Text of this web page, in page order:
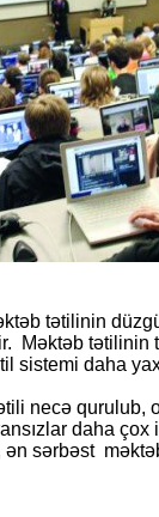
tətilinin
Məktəb tətilinin
sistemi daha
necə qurulub,
daha çox
sərbəst